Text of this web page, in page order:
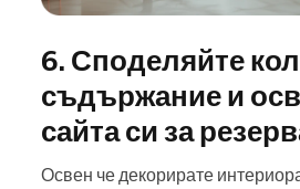
6. Споделяйте
съдържание и
сайта си за
Освен че декорирате